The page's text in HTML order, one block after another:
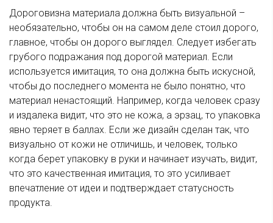
Дороговизна материала должна быть визуальной –
необязательно, чтобы он на самом деле стоил дорого,
главное, чтобы он дорого выглядел. Следует избегать
грубого подражания под дорогой материал. Если
используется имитация, то она должна быть искусной,
чтобы до последнего момента не было понятно, что
материал ненастоящий. Например, когда человек сразу
и издалека видит, что это не кожа, а эрзац, то упаковка
явно теряет в баллах. Если же дизайн сделан так, что
визуально от кожи не отличишь, и человек, только
когда берет упаковку в руки и начинает изучать, видит,
что это качественная имитация, то это усиливает
впечатление от идеи и подтверждает статусность
продукта.